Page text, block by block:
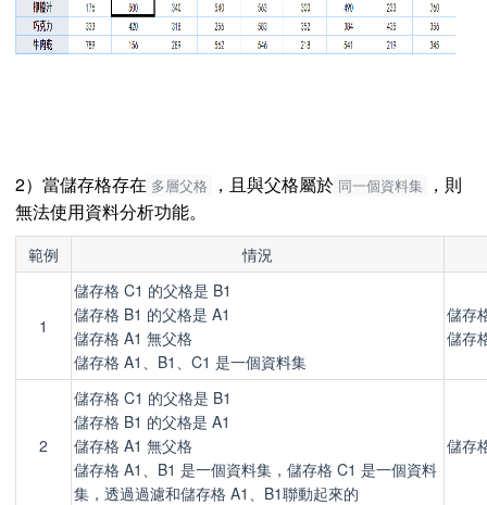
2）當儲存格存在 多層父格 ，且與父格屬於 同一個資料集
，則
無法使用資料分析功能。
範例 情況
1
儲存格 C1 的父格是 B1
儲存格 B1 的父格是 A1
儲存格 A1 無父格
儲存格 A1、B1、C1 是一個資料集
儲存
儲存
2
儲存格 C1 的父格是 B1
儲存格 B1 的父格是 A1
儲存格 A1 無父格
儲存格 A1、B1 是一個資料集，儲存格 C1 是一個資料
集，透過過濾和儲存格 A1、B1聯動起來的
儲存